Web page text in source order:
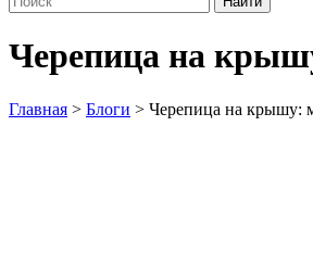
Черепица на
Главная > Блоги > Черепица на крышу: